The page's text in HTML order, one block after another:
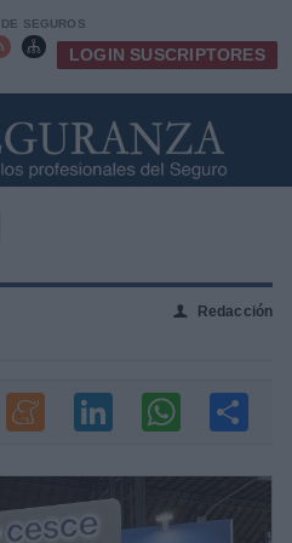
SEGUROS
 LOGIN SUSCRIPTORES
👤 Redacción